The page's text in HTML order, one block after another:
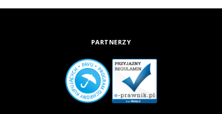
PARTNERZY